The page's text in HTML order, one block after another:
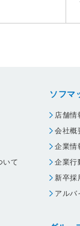
いて
ソフマ
店舗情
会社概
企業情
企業行
新卒採
アルバ